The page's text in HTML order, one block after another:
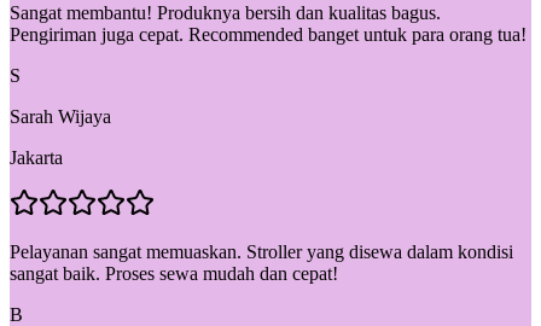
Sangat membantu! Produknya bersih dan kualitas bagus.
Pengiriman juga cepat. Recommended banget untuk para orang tua!
S
Sarah Wijaya
Jakarta
Pelayanan sangat memuaskan. Stroller yang disewa dalam kondisi
sangat baik. Proses sewa mudah dan cepat!
B